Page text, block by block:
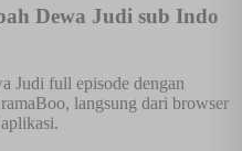
Dewa Judi sub Indo
Judi full episode dengan
langsung dari browser